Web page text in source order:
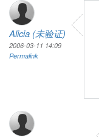
Alicia (未验证)
2006-03-11 14:09
Permalink